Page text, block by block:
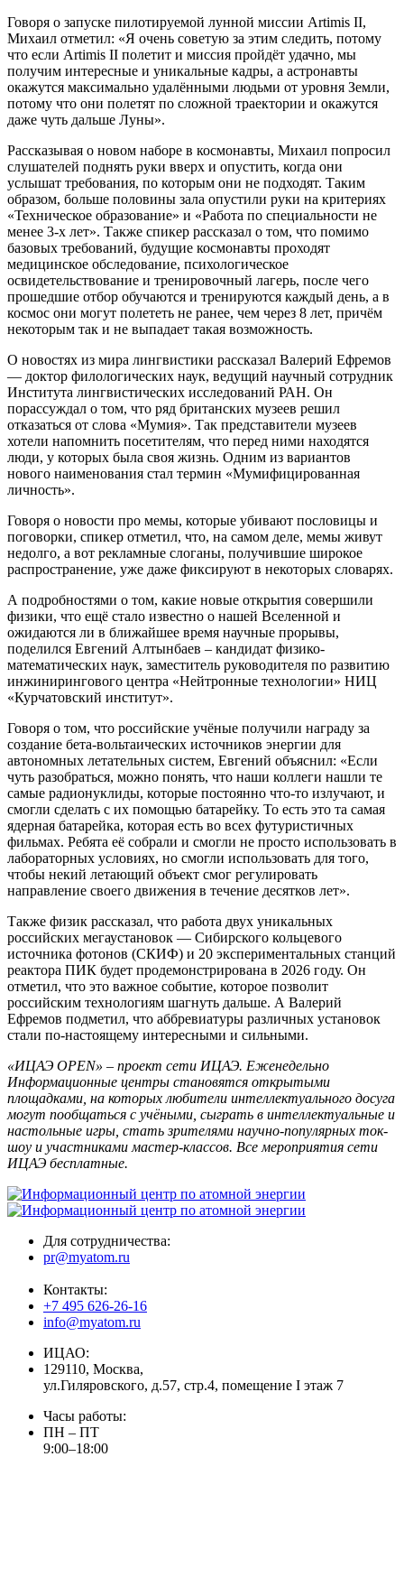
Говоря о запуске пилотируемой лунной миссии Artimis II,
Михаил отметил: «Я очень советую за этим следить, потому
что если Artimis II полетит и миссия пройдёт удачно, мы
получим интересные и уникальные кадры, а астронавты
окажутся максимально удалёнными людьми от уровня Земли,
потому что они полетят по сложной траектории и окажутся
даже чуть дальше Луны».
Рассказывая о новом наборе в космонавты, Михаил попросил
слушателей поднять руки вверх и опустить, когда они
услышат требования, по которым они не подходят. Таким
образом, больше половины зала опустили руки на критериях
«Техническое образование» и «Работа по специальности не
менее 3-х лет». Также спикер рассказал о том, что помимо
базовых требований, будущие космонавты проходят
медицинское обследование, психологическое
освидетельствование и тренировочный лагерь, после чего
прошедшие отбор обучаются и тренируются каждый день, а в
космос они могут полететь не ранее, чем через 8 лет, причём
некоторым так и не выпадает такая возможность.
О новостях из мира лингвистики рассказал Валерий Ефремов
— доктор филологических наук, ведущий научный сотрудник
Института лингвистических исследований РАН. Он
порассуждал о том, что ряд британских музеев решил
отказаться от слова «Мумия». Так представители музеев
хотели напомнить посетителям, что перед ними находятся
люди, у которых была своя жизнь. Одним из вариантов
нового наименования стал термин «Мумифицированная
личность».
Говоря о новости про мемы, которые убивают пословицы и
поговорки, спикер отметил, что, на самом деле, мемы живут
недолго, а вот рекламные слоганы, получившие широкое
распространение, уже даже фиксируют в некоторых словарях.
А подробностями о том, какие новые открытия совершили
физики, что ещё стало известно о нашей Вселенной и
ожидаются ли в ближайшее время научные прорывы,
поделился Евгений Алтынбаев – кандидат физико-
математических наук, заместитель руководителя по развитию
инжинирингового центра «Нейтронные технологии» НИЦ
«Курчатовский институт».
Говоря о том, что российские учёные получили награду за
создание бета-вольтаических источников энергии для
автономных летательных систем, Евгений объяснил: «Если
чуть разобраться, можно понять, что наши коллеги нашли те
самые радионуклиды, которые постоянно что-то излучают, и
смогли сделать с их помощью батарейку. То есть это та самая
ядерная батарейка, которая есть во всех футуристичных
фильмах. Ребята её собрали и смогли не просто использовать в
лабораторных условиях, но смогли использовать для того,
чтобы некий летающий объект смог регулировать
направление своего движения в течение десятков лет».
Также физик рассказал, что работа двух уникальных
российских мегаустановок — Сибирского кольцевого
источника фотонов (СКИФ) и 20 экспериментальных станций
реактора ПИК будет продемонстрирована в 2026 году. Он
отметил, что это важное событие, которое позволит
российским технологиям шагнуть дальше. А Валерий
Ефремов подметил, что аббревиатуры различных установок
стали по-настоящему интересными и сильными.
«ИЦАЭ OPEN» – проект сети ИЦАЭ. Еженедельно
Информационные центры становятся открытыми
площадками, на которых любители интеллектуального досуга
могут пообщаться с учёными, сыграть в интеллектуальные и
настольные игры, стать зрителями научно-популярных ток-
шоу и участниками мастер-классов. Все мероприятия сети
ИЦАЭ бесплатные.
Для сотрудничества:
pr@myatom.ru
Контакты:
+7 495 626-26-16
info@myatom.ru
ИЦАО:
129110, Москва,
ул.Гиляровского, д.57, стр.4, помещение I этаж 7
Часы работы:
ПН – ПТ
9:00–18:00